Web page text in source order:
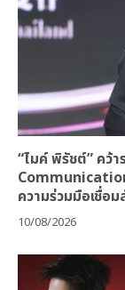
“ไมค์ พิรัชต์” คว้
ความร่วมมือเชื่อ
10/08/2026